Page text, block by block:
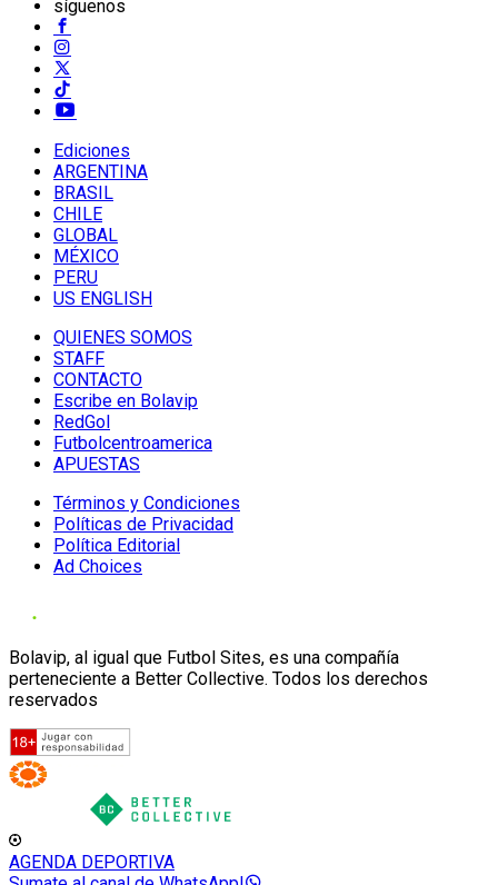
síguenos
Ediciones
ARGENTINA
BRASIL
CHILE
GLOBAL
MÉXICO
PERU
US ENGLISH
QUIENES SOMOS
STAFF
CONTACTO
Escribe en Bolavip
RedGol
Futbolcentroamerica
APUESTAS
Términos y Condiciones
Políticas de Privacidad
Política Editorial
Ad Choices
Bolavip, al igual que Futbol Sites, es una compañía
perteneciente a Better Collective. Todos los derechos
reservados
AGENDA DEPORTIVA